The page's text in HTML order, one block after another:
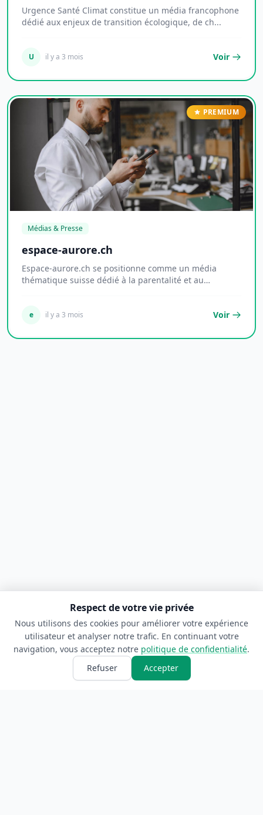
Urgence Santé Climat constitue un média francophone
dédié aux enjeux de transition écologique, de ch...
U il y a 3 mois Voir
PREMIUM
Médias & Presse
espace-aurore.ch
Espace-aurore.ch se positionne comme un média
thématique suisse dédié à la parentalité et au
e il y a 3 mois Voir
Respect de votre vie privée
Nous utilisons des cookies pour améliorer votre expérience
utilisateur et analyser notre trafic. En continuant votre
navigation, vous acceptez notre politique de confidentialité.
Refuser
Accepter